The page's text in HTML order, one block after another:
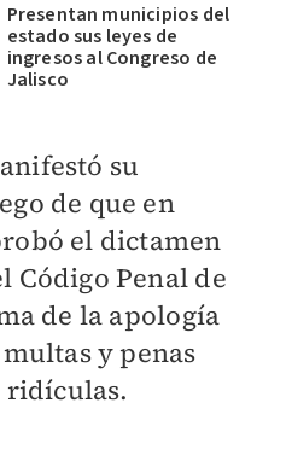
Presentan municipios del
estado sus leyes de
ingresos al Congreso de
Jalisco
su
de que en
el dictamen
Código Penal de
de la apología
y penas
ridículas.